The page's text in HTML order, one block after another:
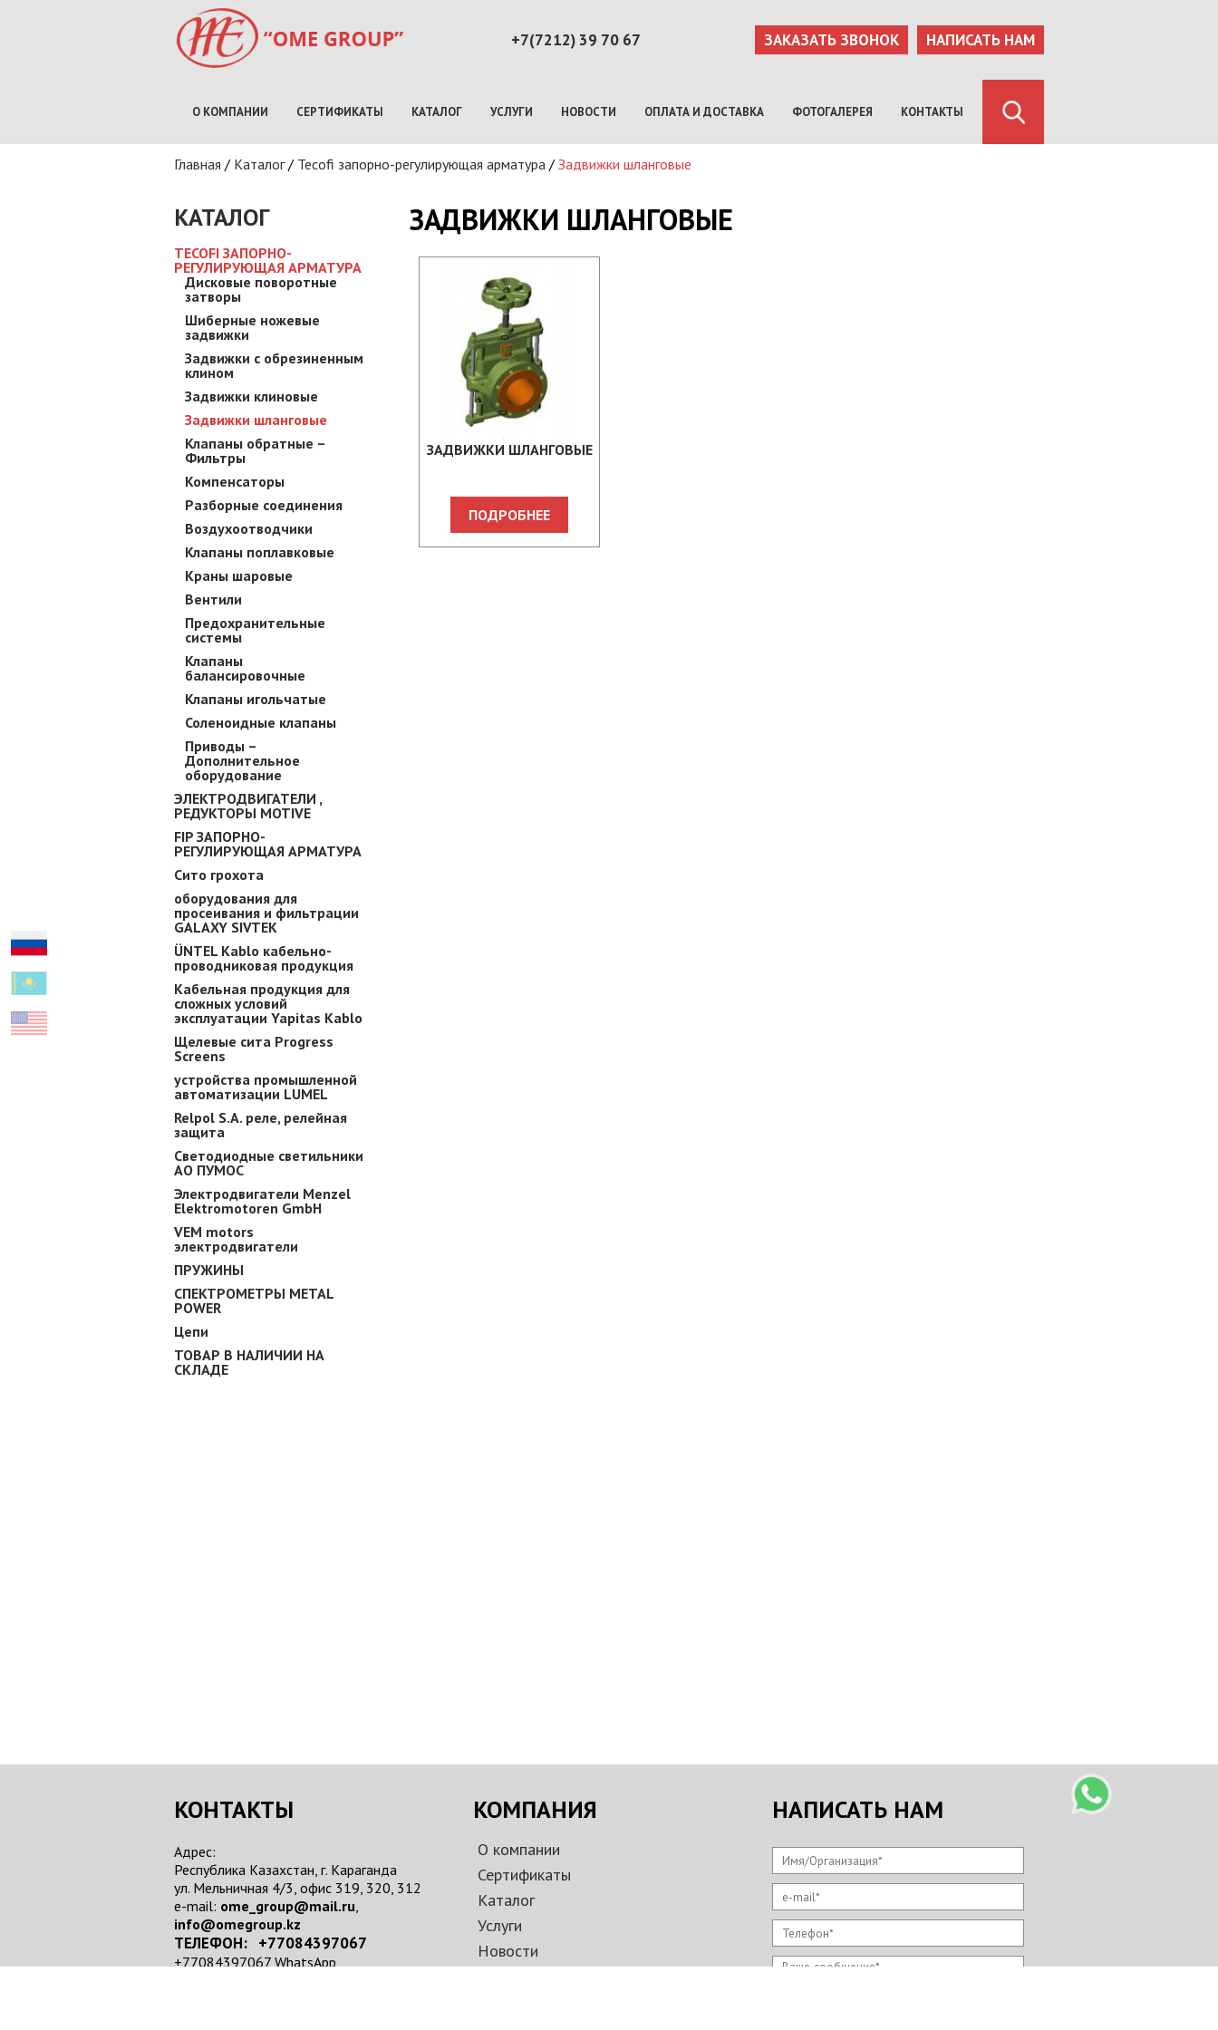
+7(7212) 39 70 67 ЗАКАЗАТЬ ЗВОНОК НАПИСАТЬ НАМ
О КОМПАНИИ СЕРТИФИКАТЫ КАТАЛОГ УСЛУГИ НОВОСТИ ОПЛАТА И ДОСТАВКА ФОТОГАЛЕРЕЯ КОНТАКТЫ
Главная / Каталог / Tecofi запорно-регулирующая арматура / Задвижки шланговые
КАТАЛОГ
TECOFI ЗАПОРНО-
РЕГУЛИРУЮЩАЯ АРМАТУРА
Дисковые поворотные
затворы
Шиберные ножевые
задвижки
Задвижки с обрезиненным
клином
Задвижки клиновые
Задвижки шланговые
Клапаны обратные –
Фильтры
Компенсаторы
Разборные соединения
Воздухоотводчики
Клапаны поплавковые
Краны шаровые
Вентили
Предохранительные
системы
Клапаны
балансировочные
Клапаны игольчатые
Соленоидные клапаны
Приводы –
Дополнительное
оборудование
ЭЛЕКТРОДВИГАТЕЛИ ,
РЕДУКТОРЫ MOTIVE
FIP ЗАПОРНО-
РЕГУЛИРУЮЩАЯ АРМАТУРА
Сито грохота
оборудования для
просеивания и фильтрации
GALAXY SIVTEK
ÜNTEL Kablo кабельно-
проводниковая продукция
Кабельная продукция для
сложных условий
эксплуатации Yapitas Kablo
Щелевые сита Progress
Screens
устройства промышленной
автоматизации LUMEL
Relpol S.A. реле, релейная
защита
Светодиодные светильники
АО ПУМОС
Электродвигатели Menzel
Elektromotoren GmbH
VEM motors
электродвигатели
ПРУЖИНЫ
СПЕКТРОМЕТРЫ METAL
POWER
Цепи
ТОВАР В НАЛИЧИИ НА
СКЛАДЕ
ЗАДВИЖКИ ШЛАНГОВЫЕ
ЗАДВИЖКИ ШЛАНГОВЫЕ
ПОДРОБНЕЕ
КОНТАКТЫ
Адрес:
Республика Казахстан, г. Караганда
ул. Мельничная 4/3, офис 319, 320, 312
e-mail: ome_group@mail.ru,
info@omegroup.kz
ТЕЛЕФОН: +77084397067
+77084397067 WhatsApp
КОМПАНИЯ
О компании
Сертификаты
Каталог
Услуги
Новости
НАПИСАТЬ НАМ
Имя/Организация*
e-mail*
Телефон*
Ваше сообщение